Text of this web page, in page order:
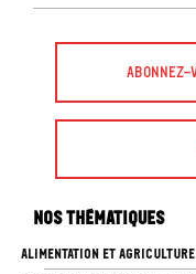
Nos thématiques
ALIMENTATION ET AGRICULTURE